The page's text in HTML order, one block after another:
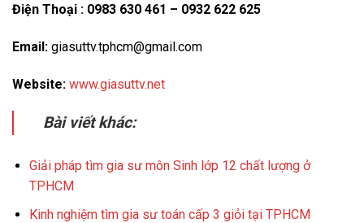
Điện Thoại : 0983 630 461 – 0932 622 625
Email: giasuttv.tphcm@gmail.com
Website: www.giasuttv.net
Bài viết khác:
Giải pháp tìm gia sư môn Sinh lớp 12 chất lượng ở
TPHCM
Kinh nghiệm tìm gia sư toán cấp 3 giỏi tại TPHCM